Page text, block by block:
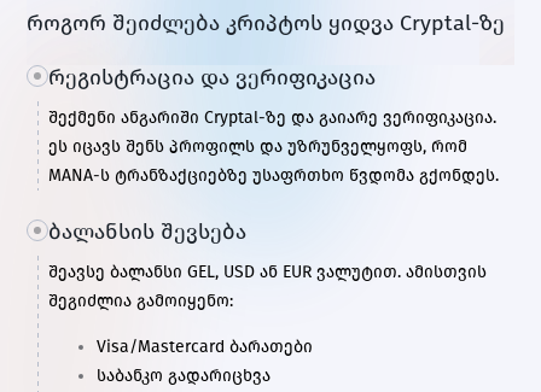
როგორ შეიძლება კრიპტოს ყიდვა Cryptal-ზე
რეგისტრაცია და ვერიფიკაცია
შექმენი ანგარიში Cryptal-ზე და გაიარე ვერიფიკაცია.
ეს იცავს შენს პროფილს და უზრუნველყოფს, რომ
MANA-ს ტრანზაქციებზე უსაფრთხო წვდომა გქონდეს.
ბალანსის შევსება
შეავსე ბალანსი GEL, USD ან EUR ვალუტით. ამისთვის
შეგიძლია გამოიყენო:
Visa/Mastercard ბარათები
საბანკო გადარიცხვა